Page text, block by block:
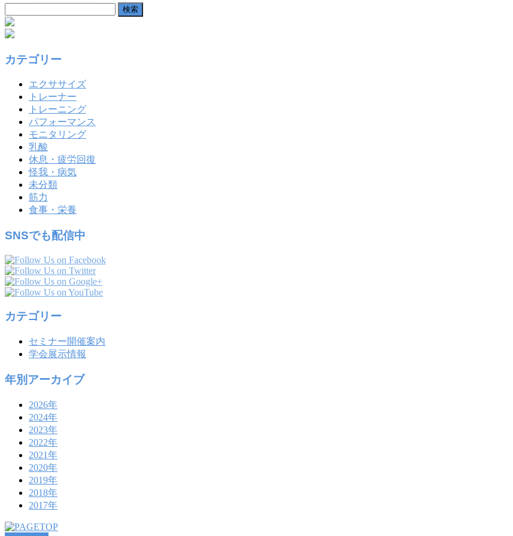
索:
カテゴリー
エクササイズ
トレーナー
トレーニング
パフォーマンス
モニタリング
乳酸
休息・疲労回復
怪我・病気
未分類
筋力
食事・栄養
SNSでも配信中
カテゴリー
セミナー開催案内
学会展示情報
年別アーカイブ
2026年
2024年
2023年
2022年
2021年
2020年
2019年
2018年
2017年